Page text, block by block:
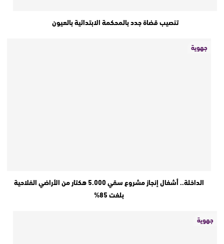
تنصيب قضاة جدد بالمحكمة الابتدائية بالعيون
جهوية
الداخلة.. أشغال إنجاز مشروع سقي 5.000 هكتار من الأراضي الفلاحية
بلغت 85%
جهوية